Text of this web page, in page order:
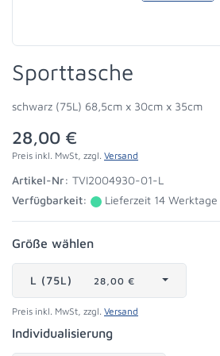
Sporttasche
schwarz (75L) 68,5cm x 30cm x 35cm
28,00 €
Preis inkl. MwSt, zzgl. Versand
Artikel-Nr: TVI2004930-01-L
Verfügbarkeit:
Lieferzeit 14 Werktage
Größe wählen
L (75L) 28,00 €
Preis inkl. MwSt, zzgl. Versand
Individualisierung